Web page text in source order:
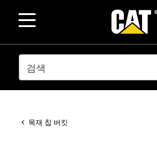
SEARCH
목재 칩 버킷